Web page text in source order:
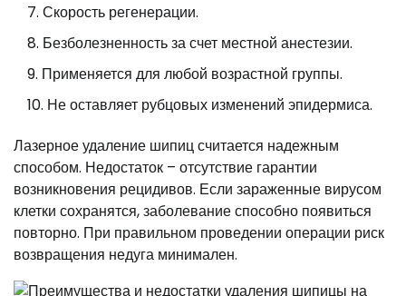
Скорость регенерации.
Безболезненность за счет местной анестезии.
Применяется для любой возрастной группы.
Не оставляет рубцовых изменений эпидермиса.
Лазерное удаление шипиц считается надежным
способом. Недостаток – отсутствие гарантии
возникновения рецидивов. Если зараженные вирусом
клетки сохранятся, заболевание способно появиться
повторно. При правильном проведении операции риск
возвращения недуга минимален.